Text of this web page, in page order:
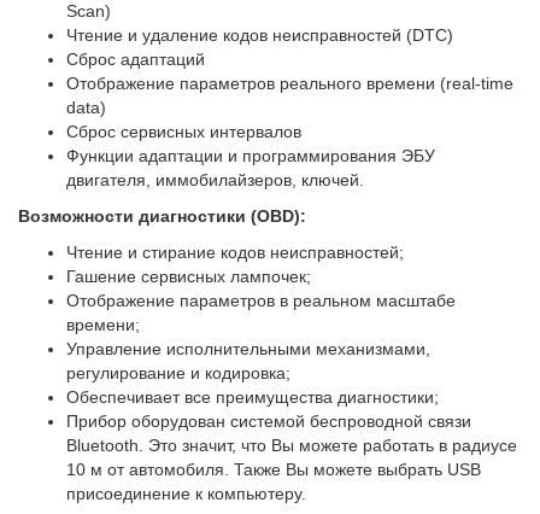
Scan)
Чтение и удаление кодов неисправностей (DTC)
Сброс адаптаций
Отображение параметров реального времени (real-time
data)
Сброс сервисных интервалов
Функции адаптации и программирования ЭБУ
двигателя, иммобилайзеров, ключей.
Возможности диагностики (OBD):
Чтение и стирание кодов неисправностей;
Гашение сервисных лампочек;
Отображение параметров в реальном масштабе
времени;
Управление исполнительными механизмами,
регулирование и кодировка;
Обеспечивает все преимущества диагностики;
Прибор оборудован системой беспроводной связи
Bluetooth. Это значит, что Вы можете работать в радиусе
10 м от автомобиля. Также Вы можете выбрать USB
присоединение к компьютеру.